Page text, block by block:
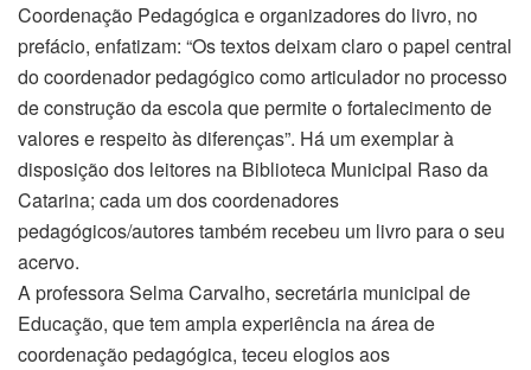
Coordenação Pedagógica e organizadores do livro, no
prefácio, enfatizam: “Os textos deixam claro o papel central
do coordenador pedagógico como articulador no processo
de construção da escola que permite o fortalecimento de
valores e respeito às diferenças”. Há um exemplar à
disposição dos leitores na Biblioteca Municipal Raso da
Catarina; cada um dos coordenadores
pedagógicos/autores também recebeu um livro para o seu
acervo.
A professora Selma Carvalho, secretária municipal de
Educação, que tem ampla experiência na área de
coordenação pedagógica, teceu elogios aos